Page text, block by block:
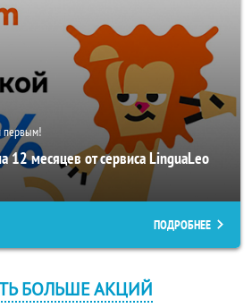
первым!
12 месяцев от сервиса LinguaLeo
ПОДРОБНЕЕ
БОЛЬШЕ АКЦИЙ